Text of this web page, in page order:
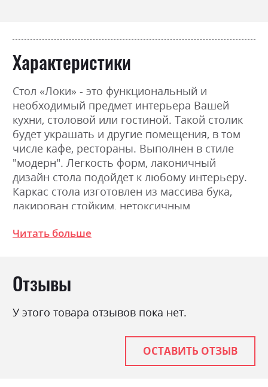
Характеристики
Стол «Локи» - это функциональный и
необходимый предмет интерьера Вашей
кухни, столовой или гостиной. Такой столик
будет украшать и другие помещения, в том
числе кафе, рестораны. Выполнен в стиле
"модерн". Легкость форм, лаконичный
дизайн стола подойдет к любому интерьеру.
Каркас стола изготовлен из массива бука,
лакирован стойким, нетоксичным
Цвет (Фасад):
Marko білий глянець, Marko
венге, Marko горіх світлий,
Marko дуб, Marko слонова
кістка глянець, Marko
слонова кістка мат, Marko
Читать больше
Отзывы
У этого товара отзывов пока нет.
ОСТАВИТЬ ОТЗЫВ